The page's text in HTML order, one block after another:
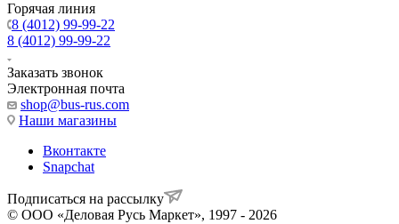
Горячая линия
8 (4012) 99-99-22
8 (4012) 99-99-22
Заказать звонок
Электронная почта
shop@bus-rus.com
Наши магазины
Вконтакте
Snapchat
Подписаться на рассылку
© ООО «Деловая Русь Маркет», 1997 - 2026